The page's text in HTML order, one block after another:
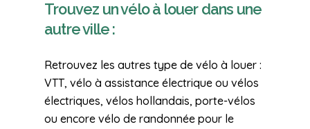
Trouvez un vélo à louer dans une
autre ville :
Retrouvez les autres type de vélo à louer :
VTT, vélo à assistance électrique ou vélos
électriques, vélos hollandais, porte-vélos
ou encore vélo de randonnée pour le